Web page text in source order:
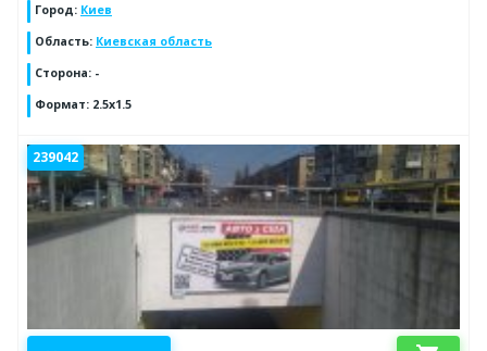
Город: Киев
Область: Киевская область
Сторона: -
Формат: 2.5x1.5
239042